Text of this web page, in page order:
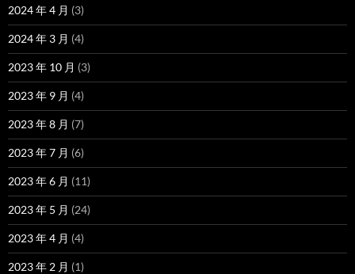
2024 年 4 月 (3)
2024 年 3 月 (4)
2023 年 10 月 (3)
2023 年 9 月 (4)
2023 年 8 月 (7)
2023 年 7 月 (6)
2023 年 6 月 (11)
2023 年 5 月 (24)
2023 年 4 月 (4)
2023 年 2 月 (1)